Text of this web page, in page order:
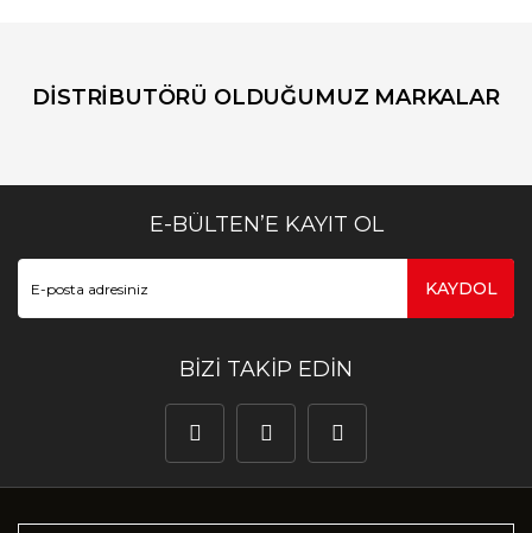
DİSTRİBUTÖRÜ OLDUĞUMUZ MARKALAR
E-BÜLTEN’E KAYIT OL
KAYDOL
BİZİ TAKİP EDİN